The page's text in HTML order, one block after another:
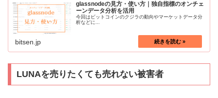
glassnodeの見方・使い方｜独自指標のオンチェ
ーンデータ分析を活用
今回はビットコインのクジラの動向やマーケットデータ分
析などに...
bitsen.jp
LUNAを売りたくても売れない被害者